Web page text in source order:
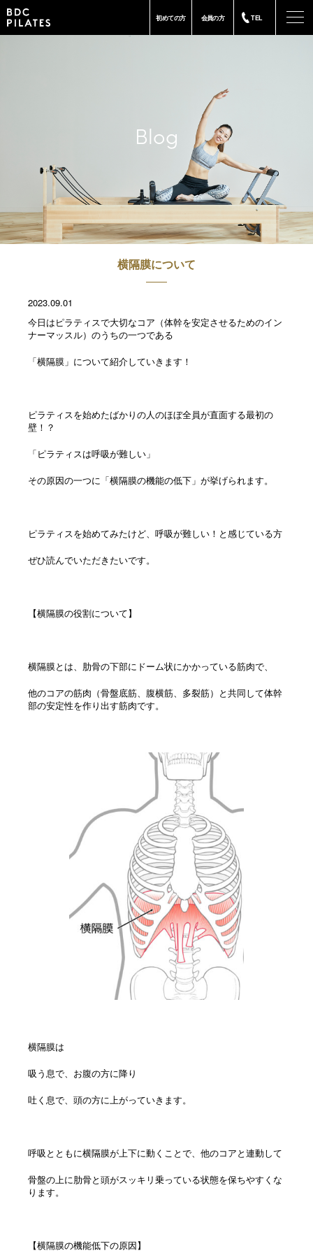
初めての方 会員の方 TEL
Blog
横隔膜について
2023.09.01
今日はピラティスで大切なコア（体幹を安定させるためのイン
ナーマッスル）のうちの一つである
「横隔膜」について紹介していきます！
ピラティスを始めたばかりの人のほぼ全員が直面する最初の
壁！？
「ピラティスは呼吸が難しい」
その原因の一つに「横隔膜の機能の低下」が挙げられます。
ピラティスを始めてみたけど、呼吸が難しい！と感じている方
ぜひ読んでいただきたいです。
【横隔膜の役割について】
横隔膜とは、肋骨の下部にドーム状にかかっている筋肉で、
他のコアの筋肉（骨盤底筋、腹横筋、多裂筋）と共同して体幹
部の安定性を作り出す筋肉です。
横隔膜は
吸う息で、お腹の方に降り
吐く息で、頭の方に上がっていきます。
呼吸とともに横隔膜が上下に動くことで、他のコアと連動して
骨盤の上に肋骨と頭がスッキリ乗っている状態を保ちやすくな
ります。
【横隔膜の機能低下の原因】